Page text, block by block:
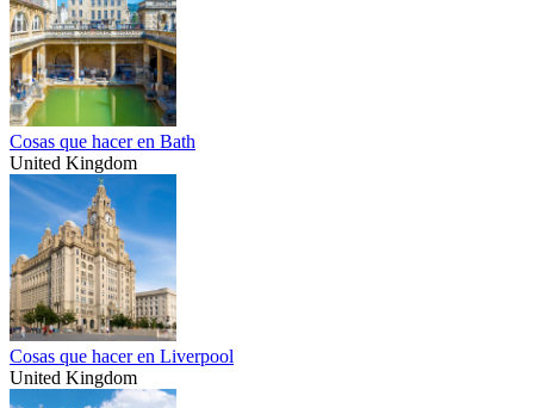
Cosas que hacer en Bath
United Kingdom
Cosas que hacer en Liverpool
United Kingdom